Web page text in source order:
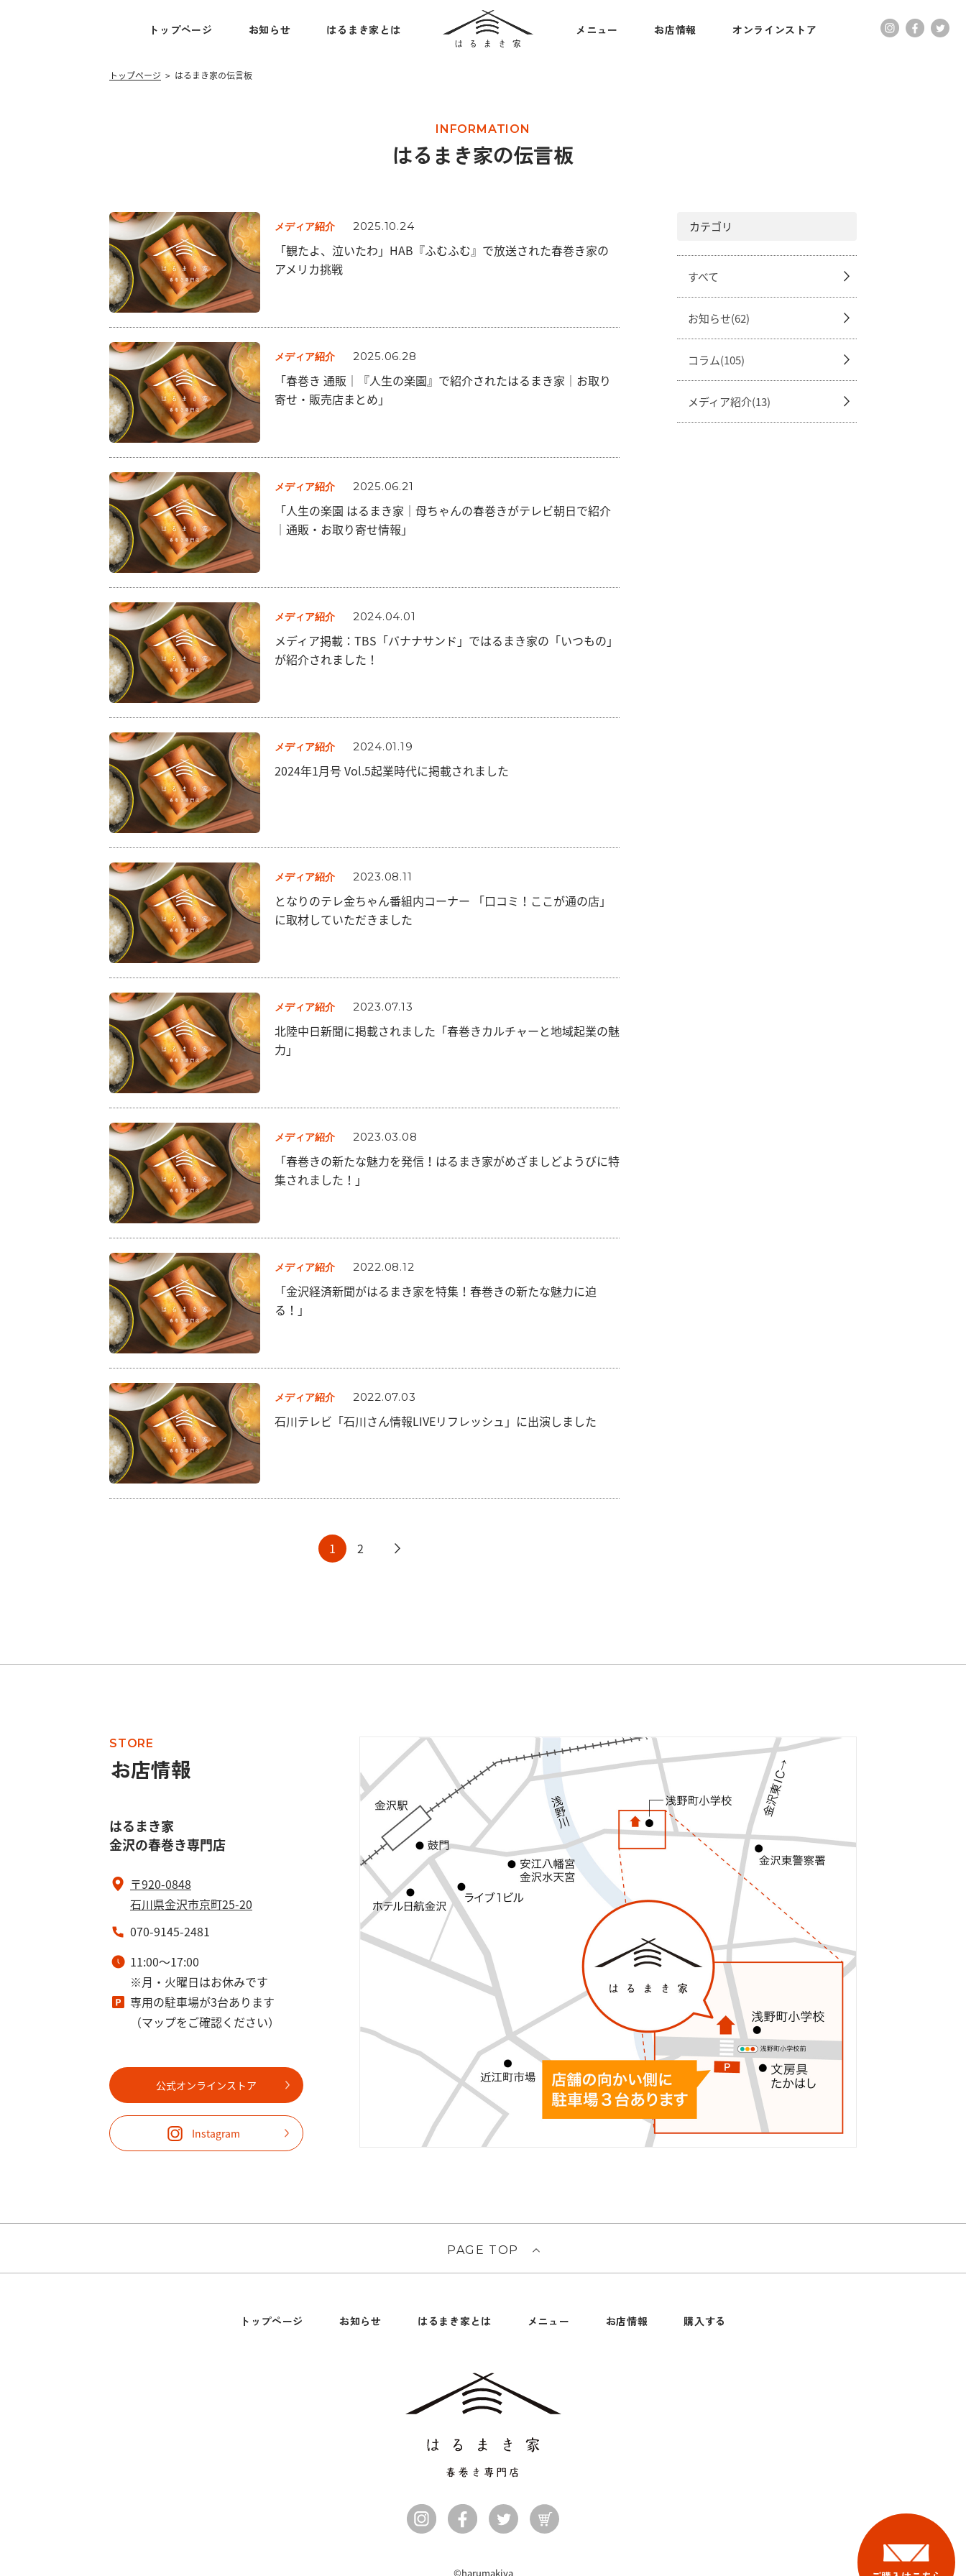
トップページ お知らせ はるまき家とは メニュー お店情報 オンラインストア
トップページ > はるまき家の伝言板
INFORMATION
はるまき家の伝言板
メディア紹介 2025.10.24
「観たよ、泣いたわ」HAB『ふむふむ』で放送された春巻き家の
アメリカ挑戦
メディア紹介 2025.06.28
「春巻き 通販｜『人生の楽園』で紹介されたはるまき家｜お取り
寄せ・販売店まとめ」
メディア紹介 2025.06.21
「人生の楽園 はるまき家｜母ちゃんの春巻きがテレビ朝日で紹介
｜通販・お取り寄せ情報」
メディア紹介 2024.04.01
メディア掲載：TBS「バナナサンド」ではるまき家の「いつもの」
が紹介されました！
メディア紹介 2024.01.19
2024年1月号 Vol.5起業時代に掲載されました
メディア紹介 2023.08.11
となりのテレ金ちゃん番組内コーナー 「口コミ！ここが通の店」
に取材していただきました
メディア紹介 2023.07.13
北陸中日新聞に掲載されました「春巻きカルチャーと地域起業の魅
力」
メディア紹介 2023.03.08
「春巻きの新たな魅力を発信！はるまき家がめざましどようびに特
集されました！」
メディア紹介 2022.08.12
「金沢経済新聞がはるまき家を特集！春巻きの新たな魅力に迫
る！」
メディア紹介 2022.07.03
石川テレビ「石川さん情報LIVEリフレッシュ」に出演しました
1 2
カテゴリ
すべて
お知らせ(62)
コラム(105)
メディア紹介(13)
STORE
お店情報
はるまき家
金沢の春巻き専門店
〒920-0848
石川県金沢市京町25-20
070-9145-2481
11:00～17:00
※月・火曜日はお休みです
専用の駐車場が3台あります
（マップをご確認ください）
公式オンラインストア
Instagram
PAGE TOP
トップページ お知らせ はるまき家とは メニュー お店情報 購入する
©harumakiya